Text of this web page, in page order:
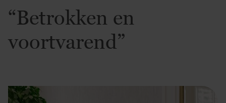
“Betrokken en
voortvarend”